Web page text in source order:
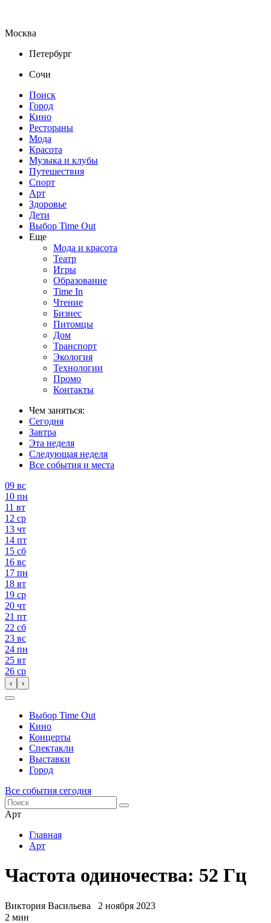
Москва
Петербург
Сочи
Поиск
Город
Кино
Рестораны
Мода
Красота
Музыка и клубы
Путешествия
Спорт
Арт
Здоровье
Дети
Выбор Time Out
Еще
Мода и красота
Театр
Игры
Образование
Time In
Чтение
Бизнес
Питомцы
Дом
Транспорт
Экология
Технологии
Промо
Контакты
Чем заняться:
Сегодня
Завтра
Эта неделя
Следующая неделя
Все события и места
09 вс
10 пн
11 вт
12 ср
13 чт
14 пт
15 сб
16 вс
17 пн
18 вт
19 ср
20 чт
21 пт
22 сб
23 вс
24 пн
25 вт
26 ср
‹ ›
Выбор Time Out
Кино
Концерты
Спектакли
Выставки
Город
Все события сегодня
Арт
Главная
Арт
Частота одиночества: 52 Гц
Виктория Васильева
2 ноября 2023
2 мин